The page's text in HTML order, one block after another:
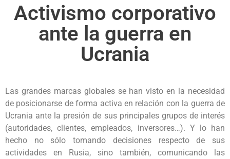
Activismo corporativo
ante la guerra en
Ucrania
Las grandes marcas globales se han visto en la necesidad
de posicionarse de forma activa en relación con la guerra de
Ucrania ante la presión de sus principales grupos de interés
(autoridades, clientes, empleados, inversores…). Y lo han
hecho no sólo tomando decisiones respecto de sus
actividades en Rusia, sino también, comunicando las